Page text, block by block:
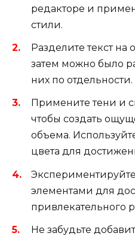
редакторе и
стили.
Разделите текст на
затем можно было
них по отдельности.
Примените тени и
чтобы создать
объема.
цвета для
элементами для
привлекательного
Не забудьте